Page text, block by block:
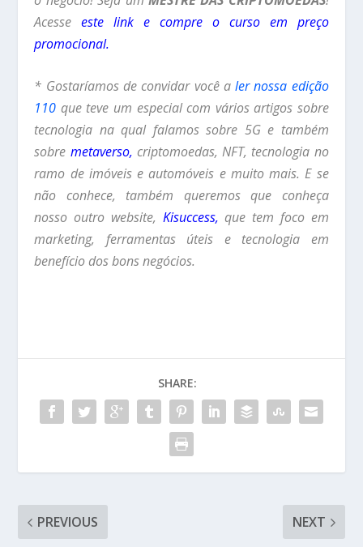
Acesseeste link e compre o curso em preço
promocional.
* Gostaríamos de convidar você aler nossa edição
110 que teve um especial com vários artigos sobre
tecnologia na qual falamos sobre 5G e também
sobre metaverso, criptomoedas, NFT, tecnologia no
ramo de imóveis e automóveis e muito mais. E se
não conhece, também queremos que conheça
nosso outro website, Kisuccess, que tem foco em
marketing, ferramentas úteis e tecnologia em
benefício dos bons negócios.
SHARE:
PREVIOUS NEXT